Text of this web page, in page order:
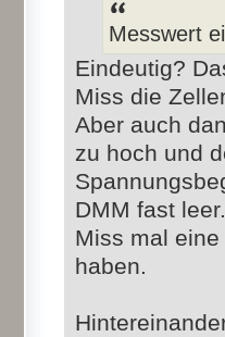
Messwert
Eindeutig?
Miss die
Aber auch
zu hoch und
DMM fast
Miss mal
haben.